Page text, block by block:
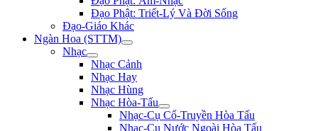
Đạo Phật: Triết-Lý Và Đời Sống
Đạo-Giáo Khác
Ngàn Hoa (STTM)
Nhạc
Nhạc Cảnh
Nhạc Hay
Nhạc Hùng
Nhạc Hòa-Tấu
Nhạc-Cụ Cổ-Truyền Hòa Tấu
Nhạc-Cụ Nước Ngoài Hòa Tấu